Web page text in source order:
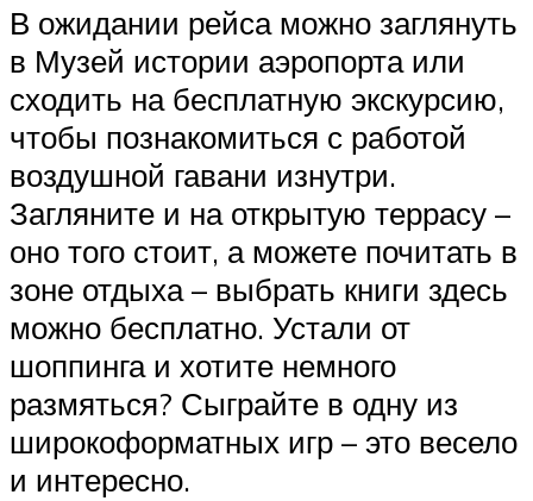
В ожидании рейса можно заглянуть
в Музей истории аэропорта или
сходить на бесплатную экскурсию,
чтобы познакомиться с работой
воздушной гавани изнутри.
Загляните и на открытую террасу –
оно того стоит, а можете почитать в
зоне отдыха – выбрать книги здесь
можно бесплатно. Устали от
шоппинга и хотите немного
размяться? Сыграйте в одну из
широкоформатных игр – это весело
и интересно.